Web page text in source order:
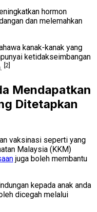
hormon
dan melemahkan
kanak-kanak yang
ketidakseimbangan
[2]
Mendapatkan
Ditetapkan
vaksinasi seperti yang
Malaysia (KKM)
juga boleh membantu
kepada anak anda
dicegah melalui